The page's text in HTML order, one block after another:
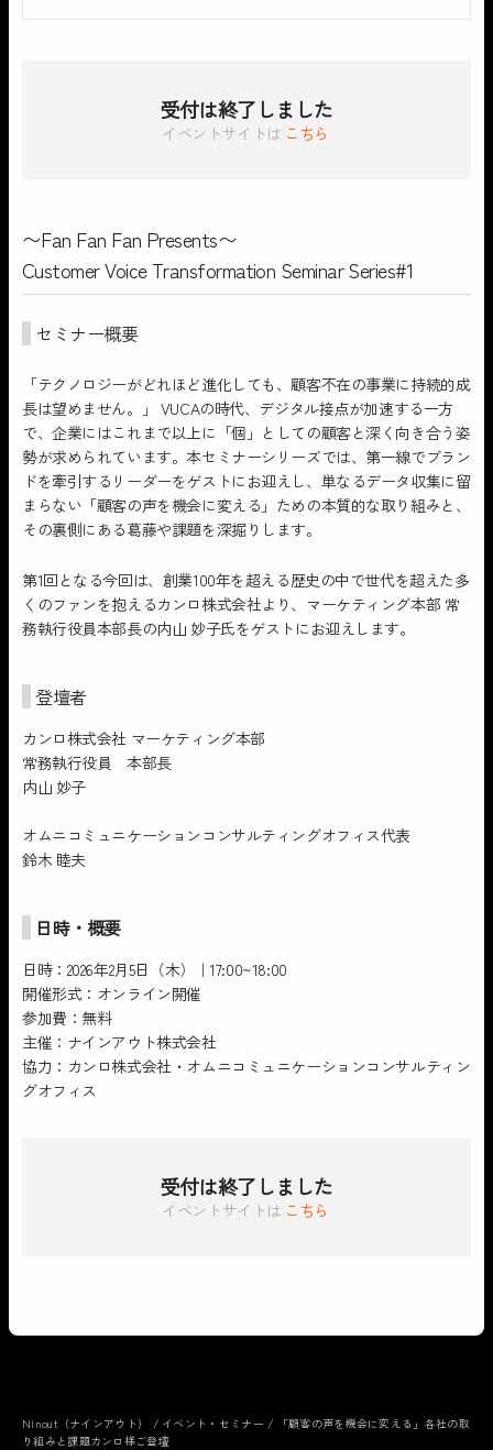
受付は終了しました
イベントサイトは こちら
〜Fan Fan Fan Presents〜
Customer Voice Transformation Seminar Series#1
セミナー概要
「テクノロジーがどれほど進化しても、顧客不在の事業に持続的成
長は望めません。」 VUCAの時代、デジタル接点が加速する一方
で、企業にはこれまで以上に「個」としての顧客と深く向き合う姿
勢が求められています。本セミナーシリーズでは、第一線でブラン
ドを牽引するリーダーをゲストにお迎えし、単なるデータ収集に留
まらない「顧客の声を機会に変える」ための本質的な取り組みと、
その裏側にある葛藤や課題を深掘りします。
第1回となる今回は、創業100年を超える歴史の中で世代を超えた多
くのファンを抱えるカンロ株式会社より、マーケティング本部 常
務執行役員本部長の内山 妙子氏をゲストにお迎えします。
登壇者
カンロ株式会社 マーケティング本部
常務執行役員 本部長
内山 妙子
オムニコミュニケーションコンサルティングオフィス代表
鈴木 睦夫
日時・概要
日時：2026年2月5日（木）｜17:00~18:00
開催形式：オンライン開催
参加費：無料
主催：ナインアウト株式会社
協力：カンロ株式会社・オムニコミュニケーションコンサルティン
グオフィス
受付は終了しました
イベントサイトは こちら
Ninout（ナインアウト） / イベント・セミナー /
「顧客の声を機会に変える」各社の取
り組みと課題カンロ様ご登壇